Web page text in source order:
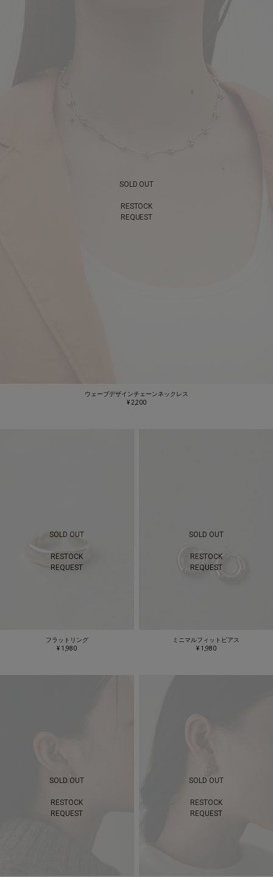
SOLD OUT
RESTOCK
REQUEST
ウェーブデザインチェーンネックレス
¥ 2,200
SOLD OUT
RESTOCK
REQUEST
フラットリング
¥ 1,980
SOLD OUT
RESTOCK
REQUEST
ミニマルフィットピアス
¥ 1,980
SOLD OUT
RESTOCK
REQUEST
SOLD OUT
RESTOCK
REQUEST